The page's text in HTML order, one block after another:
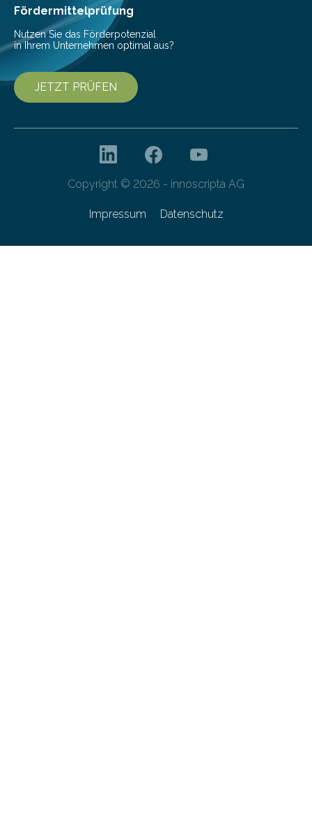
Fördermittelprüfung
Nutzen Sie das Förderpotenzial
in Ihrem Unternehmen optimal aus?
JETZT PRÜFEN
Copyright © 2026 - innoscripta AG
Impressum Datenschutz